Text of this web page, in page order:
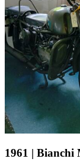
1961 | Bianchi